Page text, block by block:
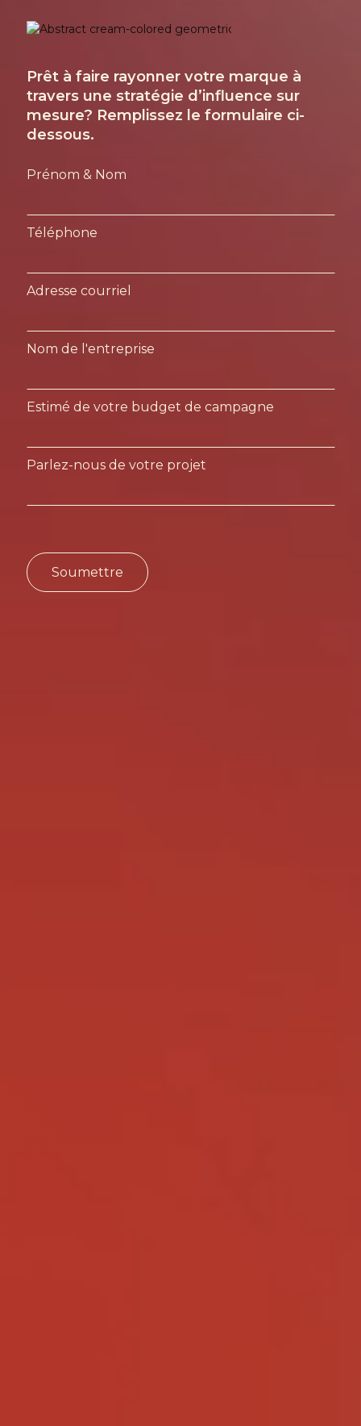
Prêt à faire rayonner votre marque à
travers une stratégie d’influence sur
mesure? Remplissez le formulaire ci-
dessous.
Prénom & Nom
Téléphone
Adresse courriel
Nom de l'entreprise
Estimé de votre budget de campagne
Parlez-nous de votre projet